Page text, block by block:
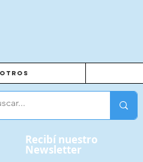
Recibí nuestro
Newsletter